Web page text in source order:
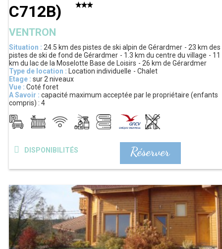
C712B)
VENTRON
Situation : 24.5 km des pistes de ski alpin de Gérardmer 23 km des
pistes de ski de fond de Gérardmer
1.3 km du centre du village
11
km du lac de la Moselotte Base de Loisirs 26 km de Gérardmer
Type de location : Location individuelle
Chalet
Etage : sur 2 niveaux
Vue : Coté foret
A Savoir : capacité maximum acceptée par le propriétaire (enfants
compris) : 4
Réserver
DISPONIBILITÉS